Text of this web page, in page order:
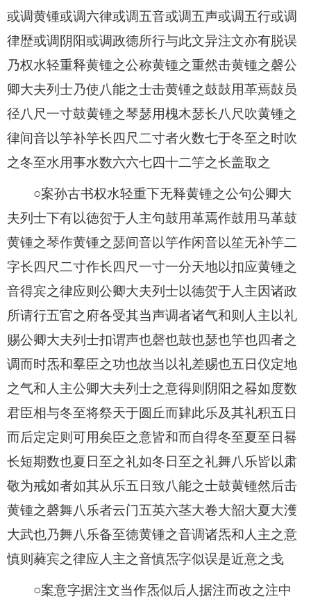
或调黄锺或调六律或调五音或调五声或调五行或调
律歴或调阴阳或调政徳所行与此文异注文亦有脱误
乃权水轻重释黄锺之公称黄锺之重然击黄锺之磬公
卿大夫列士乃使八能之士击黄锺之鼓鼔用革焉鼔员
径八尺一寸鼓黄锺之琴瑟用槐木瑟长八尺吹黄锺之
律间音以竽补竽长四尺二寸者火数七于冬至之时吹
之冬至水用事水数六六七四十二竽之长盖取之
○案孙古书权水轻重下无释黄锺之公句公卿大
夫列士下有以徳贺于人主句鼓用革焉作鼓用马革鼓
黄锺之琴作黄锺之瑟间音以竽作闲音以笙无补竽二
字长四尺二寸作长四尺一寸一分天地以扣应黄锺之
音得宾之律应则公卿大夫列士以德贺于人主因诸政
所请行五官之府各受其当声调者诸气和则人主以礼
赐公卿大夫列士扣谓声也磬也鼓也瑟也竽也四者之
调而时炁和羣臣之功也故当以礼差赐也五日仪定地
之气和人主公卿大夫列士之意得则阴阳之晷如度数
君臣相与冬至将祭天于圆丘而肄此乐及其礼积五日
而后定定则可用矣臣之意皆和而自得冬至夏至日晷
长短期数也夏日至之礼如冬日至之礼舞八乐皆以肃
敬为戒如者如其从乐五日致八能之士鼓黄锺然后击
黄锺之磬舞八乐者云门五英六茎大卷大韶大夏大濩
大武也乃舞八乐备至徳黄锺之音调诸炁和人主之意
慎则蕤宾之律应人主之音慎炁字似误是近意之戋
○案意字据注文当作炁似后人据注而改之注中